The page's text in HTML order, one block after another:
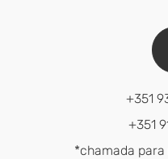
+351
+351
*chamada